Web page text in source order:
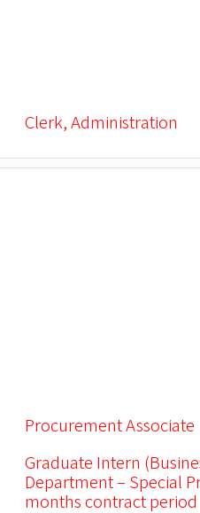
Clerk, Administration
Procurement Associate
Graduate Intern
Department – Special
months contract period